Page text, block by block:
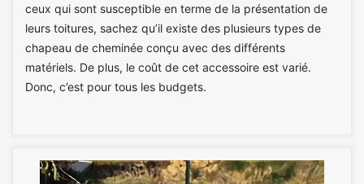
ceux qui sont susceptible en terme de la présentation de
leurs toitures, sachez qu’il existe des plusieurs types de
chapeau de cheminée conçu avec des différents
matériels. De plus, le coût de cet accessoire est varié.
Donc, c’est pour tous les budgets.